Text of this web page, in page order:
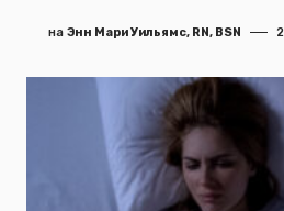
на Энн Мари Уильямс, RN, BSN